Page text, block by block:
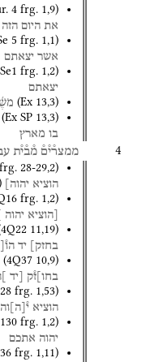
4 frg. 1,9)
את היום הזה
5 frg. 1,1)
אשר יצאתם
frg. 1,2)
יצאתם
(Ex 13,3)
(Ex SP 13,3)
בו מארץ
4 ממצר֯י֯ם֯ מ֯ב֯י֯ת
frg. 28-29,2)
הוציא יהוה]
frg. 1,2)
[הוציא יהוה
4Q22 11,19)
בחזק]
יד
(4Q37 10,9)
בחו]ז֯ק
[יד
frg. 1,53)
הוציא י֯ ה וה
frg. 1,2)
יהוה אתכם
frg. 1,11)